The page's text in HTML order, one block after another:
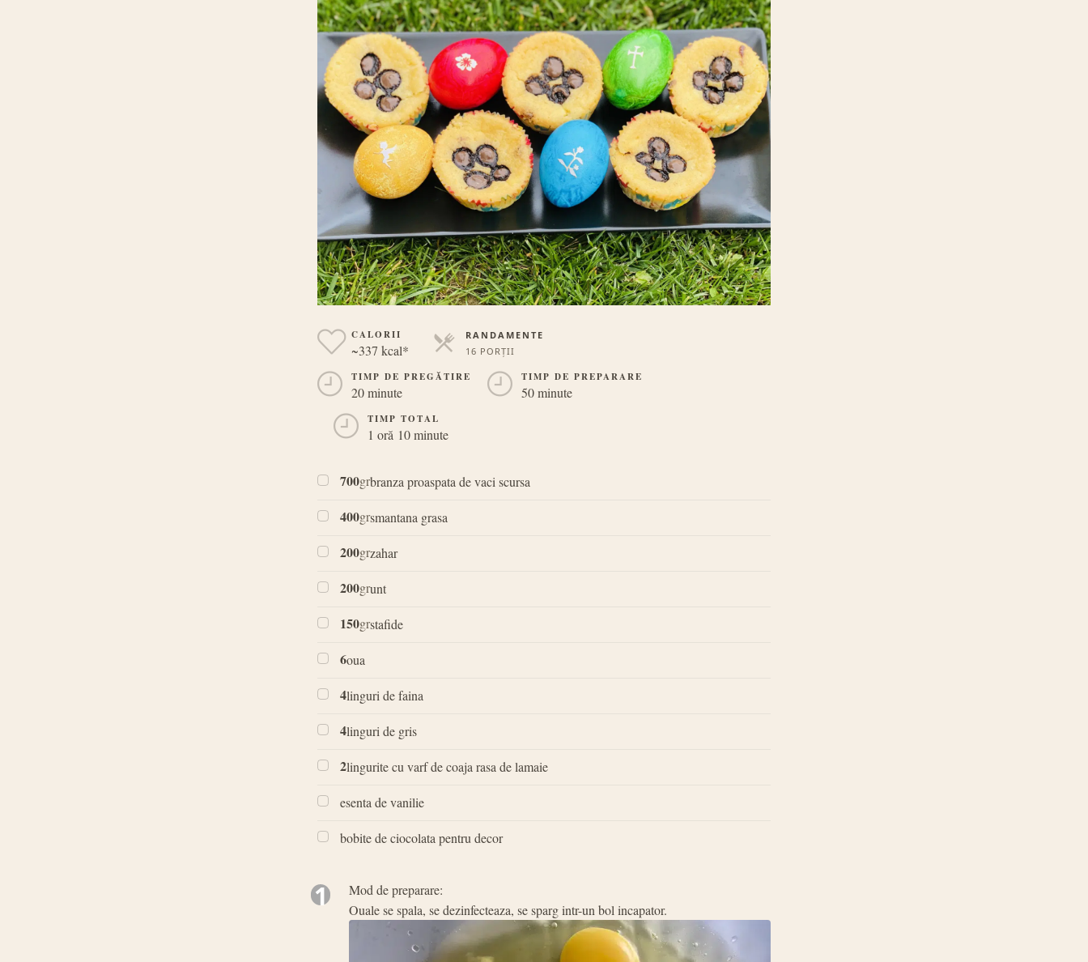
CALORII
~337 kcal*
RANDAMENTE
16 PORȚII
TIMP DE PREGĂTIRE
20 minute
TIMP DE PREPARARE
50 minute
TIMP TOTAL
1 oră 10 minute
700grbranza proaspata de vaci scursa
400grsmantana grasa
200grzahar
200grunt
150grstafide
6oua
4linguri de faina
4linguri de gris
2lingurite cu varf de coaja rasa de lamaie
esenta de vanilie
bobite de ciocolata pentru decor
1
Mod de preparare:
Ouale se spala, se dezinfecteaza, se sparg intr-un bol incapator.